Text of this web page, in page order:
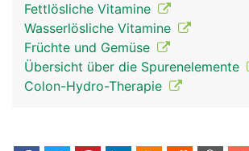
Fettlösliche Vitamine
Wasserlösliche Vitamine
Früchte und Gemüse
Übersicht über die Spurenelemente
Colon-Hydro-Therapie